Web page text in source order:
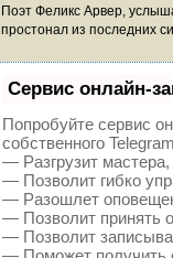
Поэт Феликс Арвер,
простонал из последних
Сервис онлайн-
Попробуйте сервис
собственного
— Разгрузит
— Позволит гибко
— Разошлет
— Позволит принять
— Позволит